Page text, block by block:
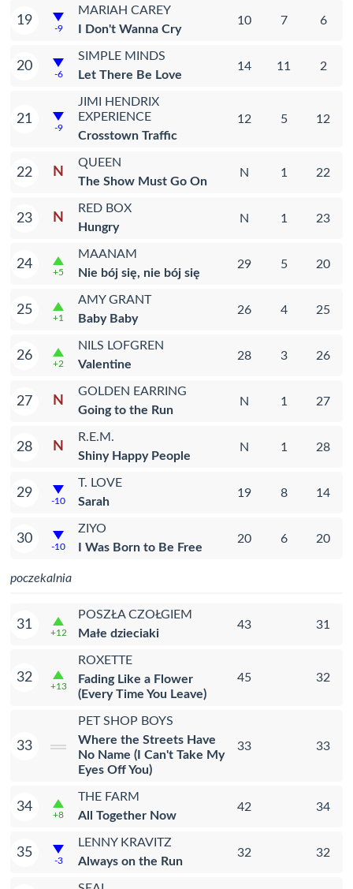
19
-9
MARIAH CAREY
I Don't Wanna Cry
10 7 6
20
-6
SIMPLE MINDS
Let There Be Love
14 11 2
21
-9
JIMI HENDRIX
EXPERIENCE
Crosstown Traffic
12 5 12
22 N
QUEEN
The Show Must Go On
N 1 22
23 N
RED BOX
Hungry
N 1 23
24
+5
MAANAM
Nie bój się, nie bój się
29 5 20
25
+1
AMY GRANT
Baby Baby
26 4 25
26
+2
NILS LOFGREN
Valentine
28 3 26
27 N
GOLDEN EARRING
Going to the Run
N 1 27
28 N
R.E.M.
Shiny Happy People
N 1 28
29
-10
T. LOVE
Sarah
19 8 14
30
-10
ZIYO
I Was Born to Be Free
20 6 20
poczekalnia
31
+12
POSZŁA CZOŁGIEM
Małe dzieciaki
43 31
32
+13
ROXETTE
Fading Like a Flower
(Every Time You Leave)
45 32
33
PET SHOP BOYS
Where the Streets Have
No Name (I Can't Take My
Eyes Off You)
33 33
34
+8
THE FARM
All Together Now
42 34
35
-3
LENNY KRAVITZ
Always on the Run
32 32